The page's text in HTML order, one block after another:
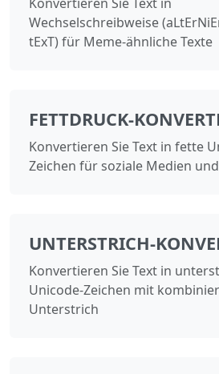
Wechselschreibweise
tExT) für Meme-ähnliche Texte
FETTDRUCK-
Konvertieren Sie Text in fette
Zeichen für soziale Medien
UNTERSTRICH-
Konvertieren Sie Text in
Unicode-Zeichen mit
Unterstrich